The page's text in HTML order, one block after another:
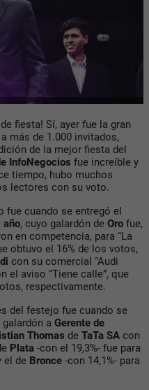
fiesta! Sí, ayer fue la gran
más de 1.000 invitados,
de la mejor fiesta del
InfoNegocios fue increíble y
tiempo, hubo muchos
lectores con su voto.
fue cuando se entregó el
año, cuyo galardón de Oro fue,
en competencia, para “La
obtuvo el 16% de los votos,
con su comercial “Audi
el aviso “Tiene calle”, que
respectivamente.
del festejo fue cuando se
a Gerente de
Thomas de TaTa SA con
Plata -con el 19,3%- fue para
el de Bronce -con 14,1%- para